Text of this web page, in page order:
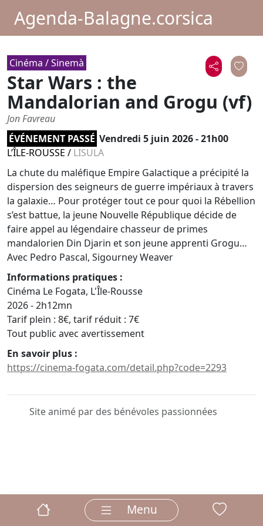
Agenda-Balagne.corsica
Cinéma / Sinemà
Star Wars : the
Mandalorian and Grogu (vf)
Jon Favreau
ÉVÉNEMENT PASSÉ Vendredi 5 juin 2026 - 21h00
L’ÎLE-ROUSSE / LISULA
La chute du maléfique Empire Galactique a précipité la
dispersion des seigneurs de guerre impériaux à travers
la galaxie… Pour protéger tout ce pour quoi la Rébellion
s’est battue, la jeune Nouvelle République décide de
faire appel au légendaire chasseur de primes
mandalorien Din Djarin et son jeune apprenti Grogu…
Avec Pedro Pascal, Sigourney Weaver
Informations pratiques :
Cinéma Le Fogata, L'Île-Rousse
2026 - 2h12mn
Tarif plein : 8€, tarif réduit : 7€
Tout public avec avertissement
En savoir plus :
https://cinema-fogata.com/detail.php?code=2293
Site animé par des bénévoles passionnées
Menu